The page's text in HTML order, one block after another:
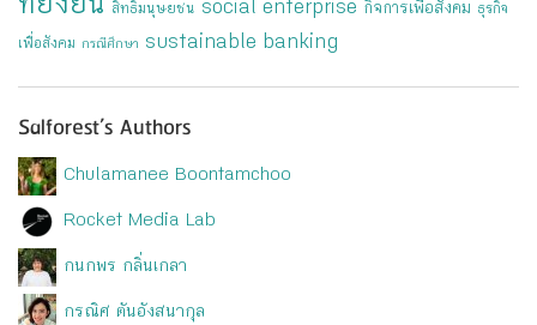
ที่ยั่งยืน
สิทธิมนุษยชน social enterprise กิจการเพื่อสังคม ธุรกิจ
เพื่อสังคม กรณีศึกษา sustainable banking
Salforest’s Authors
Chulamanee Boontamchoo
Rocket Media Lab
กนกพร กลิ่นเกลา
กรณิศ ตันอังสนากุล